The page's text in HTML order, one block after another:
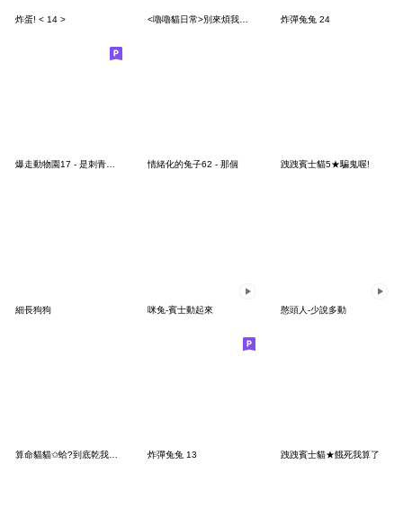
炸蛋! < 14 > 炸彈兔兔 24
爆走動物園17 - 是刺青兔吉啦 (有字版) 情緒化的兔子62 - 那個 跩跩賓士貓5★騙鬼喔!
細長狗狗 咪兔-賓士動起來 憨頭人-少說多動
炸彈兔兔 13 跩跩賓士貓★餓死我算了